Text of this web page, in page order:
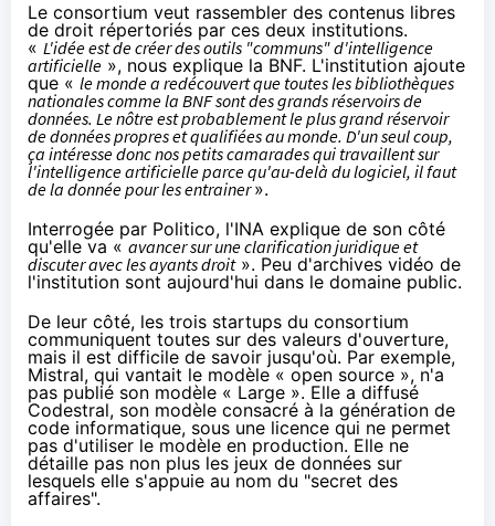
Le consortium veut rassembler des contenus libres
de droit répertoriés par ces deux institutions.
« L'idée est de créer des outils "communs" d'intelligence
artificielle », nous explique la BNF. L'institution ajoute
que « le monde a redécouvert que toutes les bibliothèques
nationales comme la BNF sont des grands réservoirs de
données. Le nôtre est probablement le plus grand réservoir
de données propres et qualifiées au monde. D'un seul coup,
ça intéresse donc nos petits camarades qui travaillent sur
l'intelligence artificielle parce qu'au-delà du logiciel, il faut
de la donnée pour les entrainer».
Interrogée par Politico, l'INA explique de son côté
qu'elle va « avancer sur une clarification juridique et
discuter avec les ayants droit». Peu d'archives vidéo de
l'institution sont aujourd'hui dans le domaine public.
De leur côté, les trois startups du consortium
communiquent toutes sur des valeurs d'ouverture,
mais il est difficile de savoir jusqu'où. Par exemple,
Mistral, qui vantait le modèle « open source », n'a
pas publié son modèle « Large ». Elle a diffusé
Codestral, son modèle consacré à la génération de
code informatique, sous une licence qui ne permet
pas d'utiliser le modèle en production. Elle ne
détaille pas non plus les jeux de données sur
lesquels elle s'appuie au nom du "secret des
affaires".